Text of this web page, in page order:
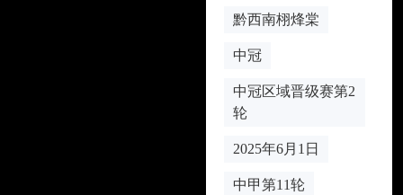
黔西南栩烽棠
中冠
中冠区域晋级赛第2
轮
2025年6月1日
中甲第11轮